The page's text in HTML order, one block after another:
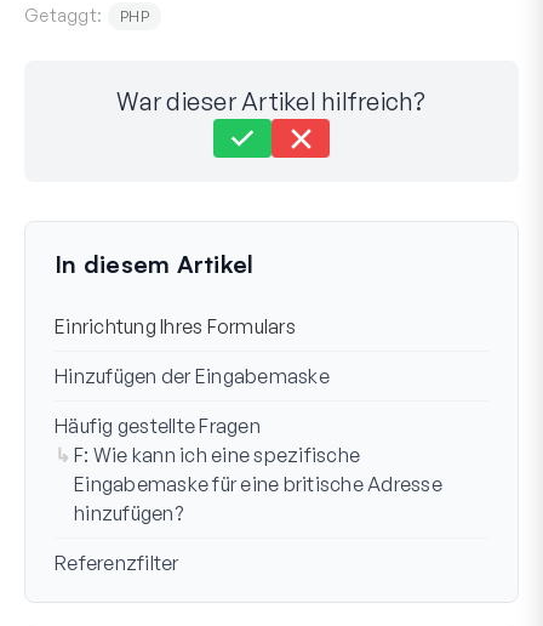
Getaggt: PHP
War dieser Artikel hilfreich?
Zuletzt aktualisiert am 02. Dez. 2024
In diesem Artikel
Einrichtung Ihres Formulars
Hinzufügen der Eingabemaske
Häufig gestellte Fragen
F: Wie kann ich eine spezifische
Eingabemaske für eine britische Adresse
hinzufügen?
Referenzfilter